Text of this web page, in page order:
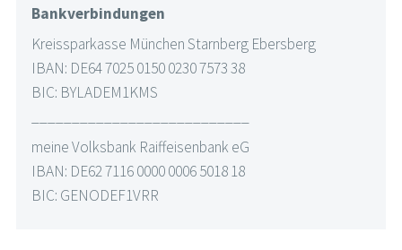
Bankverbindungen
Kreissparkasse München Starnberg Ebersberg
IBAN: DE64 7025 0150 0230 7573 38
BIC: BYLADEM1KMS
meine Volksbank Raiffeisenbank eG
IBAN: DE62 7116 0000 0006 5018 18
BIC: GENODEF1VRR